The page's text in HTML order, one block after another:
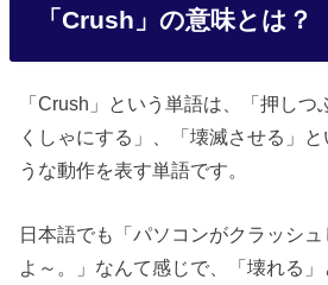
「Crush」の意味とは？
「Crush」という単語は、「押しつ
くしゃにする」、「壊滅させる」
うな動作を表す単語です。
日本語でも「パソコンがクラッシ
よ～。」なんて感じで、「壊れる